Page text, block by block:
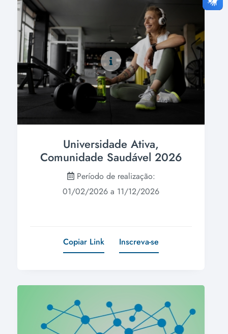
Universidade Ativa,
Comunidade Saudável 2026
Período de realização:
01/02/2026 a 11/12/2026
Copiar Link Inscreva-se